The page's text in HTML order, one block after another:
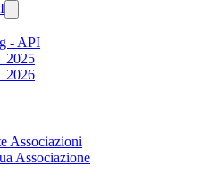
- API
Associazioni
Associazione